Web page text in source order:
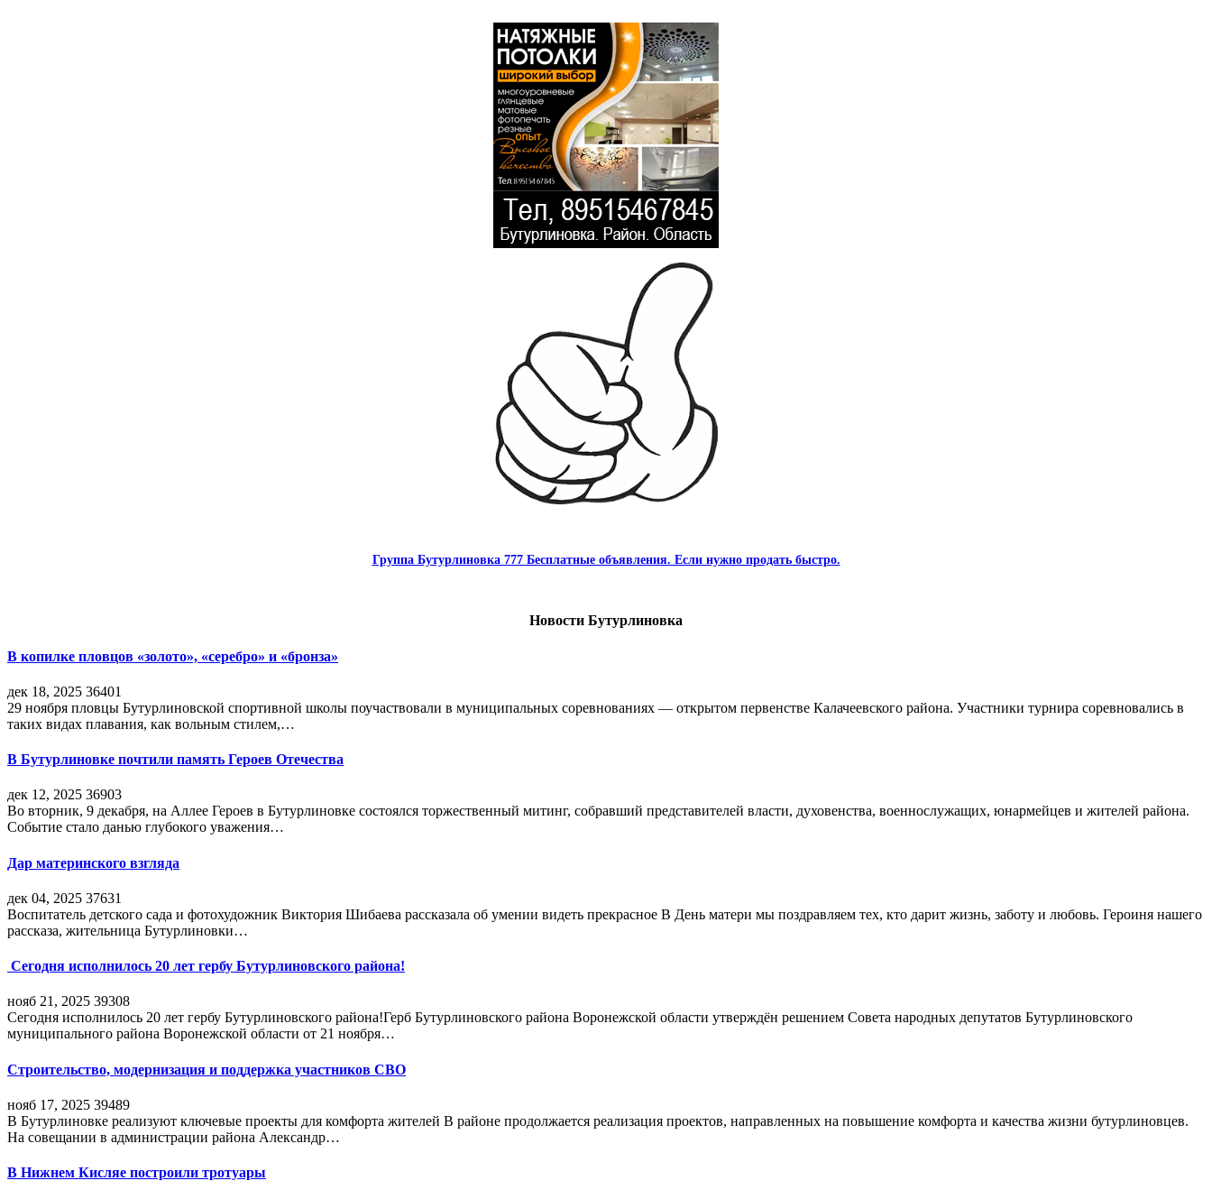
Группа Бутурлиновка 777 Бесплатные объявления. Если нужно продать быстро.
Новости Бутурлиновка
В копилке пловцов «золото», «серебро» и «бронза»
дек 18, 2025 36401
29 ноября пловцы Бутурлиновской спортивной школы поучаствовали в муниципальных соревнованиях — открытом первенстве Калачеевского района. Участники турнира соревновались в
таких видах плавания, как вольным стилем,…
В Бутурлиновке почтили память Героев Отечества
дек 12, 2025 36903
Во вторник, 9 декабря, на Аллее Героев в Бутурлиновке состоялся торжественный митинг, собравший представителей власти, духовенства, военнослужащих, юнармейцев и жителей района.
Событие стало данью глубокого уважения…
Дар материнского взгляда
дек 04, 2025 37631
Воспитатель детского сада и фотохудожник Виктория Шибаева рассказала об умении видеть прекрасное В День матери мы поздравляем тех, кто дарит жизнь, заботу и любовь. Героиня нашего
рассказа, жительница Бутурлиновки…
Сегодня исполнилось 20 лет гербу Бутурлиновского района!
нояб 21, 2025 39308
Сегодня исполнилось 20 лет гербу Бутурлиновского района!Герб Бутурлиновского района Воронежской области утверждён решением Совета народных депутатов Бутурлиновского
муниципального района Воронежской области от 21 ноября…
Строительство, модернизация и поддержка участников СВО
нояб 17, 2025 39489
В Бутурлиновке реализуют ключевые проекты для комфорта жителей В районе продолжается реализация проектов, направленных на повышение комфорта и качества жизни бутурлиновцев.
На совещании в администрации района Александр…
В Нижнем Кисляе построили тротуары